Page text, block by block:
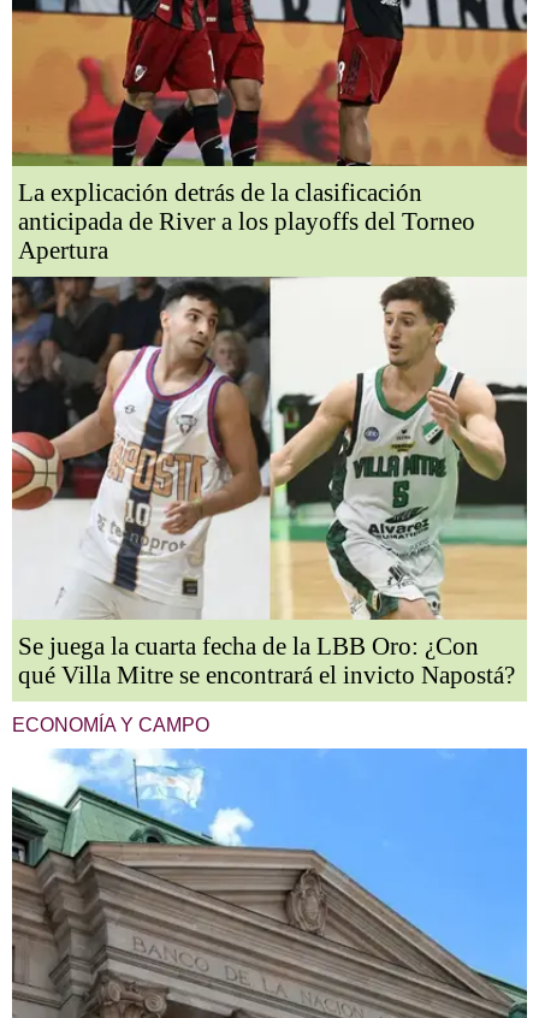
La explicación detrás de la clasificación
anticipada de River a los playoffs del Torneo
Apertura
Se juega la cuarta fecha de la LBB Oro: ¿Con
qué Villa Mitre se encontrará el invicto Napostá?
ECONOMÍA Y CAMPO